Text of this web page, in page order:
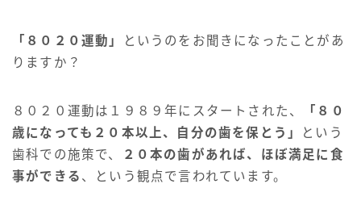
「８０２０運動」
というのをお聞きになったことがあ
りますか？
８０２０運動は１９８９年にスタートされた、
「８０
歳になっても２０本以上、自分の歯を保とう」
という
歯科での施策で、
２０本の歯があれば、ほぼ満足に食
事ができる 、という観点で言われています。